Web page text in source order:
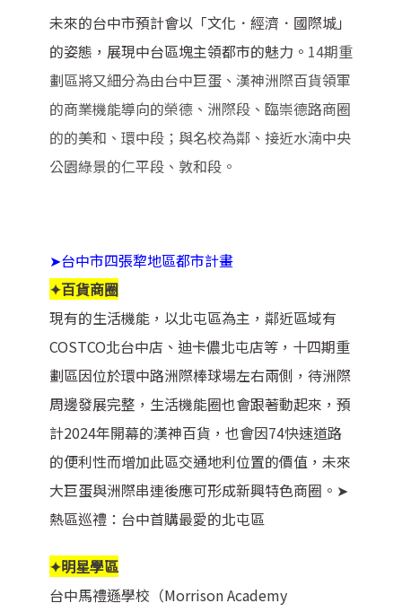
未來的台中市預計會以「文化．經濟．國際城」
的姿態，展現中台區塊主領都市的魅力。 14期重
劃區將又細分為由台中巨蛋、漢神洲際百貨領軍
的商業機能導向的榮德、洲際段、臨崇德路商圈
的的美和、環中段；與名校為鄰、接近水湳中央
公園綠景的仁平段、敦和段。
➤台中市四張犂地區都市計畫
✦百貨商圈
現有的生活機能，以北屯區為主，鄰近區域有
COSTCO北台中店、迪卡儂北屯店等，十四期重
劃區因位於環中路洲際棒球場左右兩側，待洲際
周邊發展完整，生活機能圈也會跟著動起來，預
計2024年開幕的漢神百貨，也會因74快速道路
的便利性而增加此區交通地利位置的價值，未來
大巨蛋與洲際串連後應可形成新興特色商圈。 ➤
熱區巡禮：台中首購最愛的北屯區
✦明星學區
台中馬禮遜學校（Morrison Academy